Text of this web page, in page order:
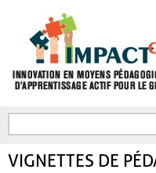
FORMULAIRE DE
VIGNETTES DE